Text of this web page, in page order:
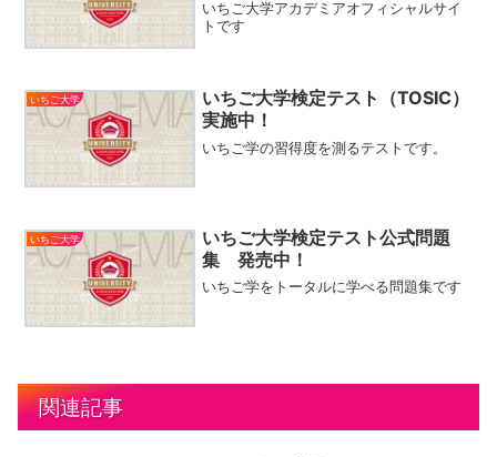
いちご大学アカデミアオフィシャルサイ
トです
いちご大学
いちご大学検定テスト（TOSIC）
実施中！
いちご学の習得度を測るテストです。
いちご大学
いちご大学検定テスト公式問題
集 発売中！
いちご学をトータルに学べる問題集です
関連記事